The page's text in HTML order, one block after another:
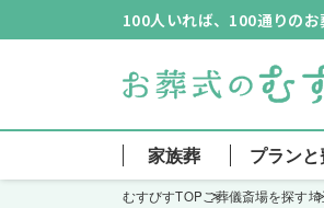
100人いれば、100通りのお
家族葬 プラン
むすびすTOPご葬儀斎場を探す